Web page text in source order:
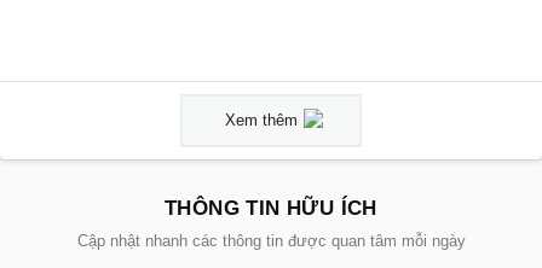
Xem thêm
THÔNG TIN HỮU ÍCH
Cập nhật nhanh các thông tin được quan tâm mỗi ngày